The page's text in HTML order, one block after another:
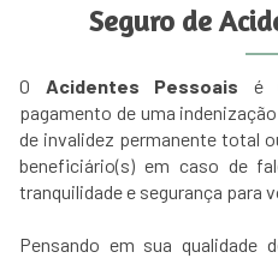
Seguro de
​O Acidentes Pessoais é
pagamento de uma
de invalidez permanente total
beneficiário(s) em caso de
tranquilidade e segurança para
Pensando em sua